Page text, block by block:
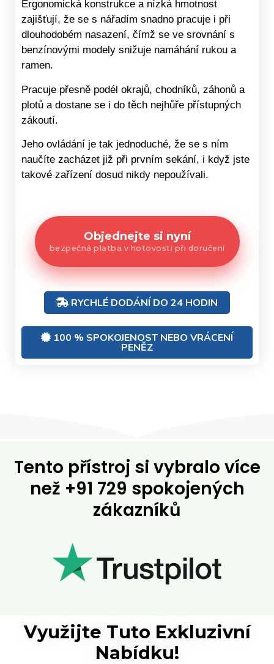
Ergonomická konstrukce a nízká hmotnost
zajišťují, že se s nářadím snadno pracuje i při
dlouhodobém nasazení, čímž se ve srovnání s
benzínovými modely snižuje namáhání rukou a
ramen.
Pracuje přesně podél okrajů, chodníků, záhonů a
plotů a dostane se i do těch nejhůře přístupných
zákoutí.
Jeho ovládání je tak jednoduché, že se s ním
naučíte zacházet již při prvním sekání, i když jste
takové zařízení dosud nikdy nepoužívali.
Objednejte si nyní
bezpečná platba v hotovosti při doručení
RYCHLÉ DODÁNÍ DO 24 HODIN
100 % SPOKOJENOST NEBO VRÁCENÍ
PENĚZ
Tento přístroj si vybralo více
než +91 729 spokojených
zákazníků
Využijte Tuto Exkluzivní
Nabídku!